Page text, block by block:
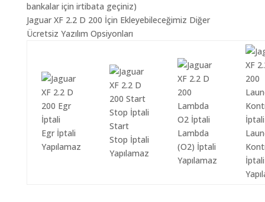
bankalar için irtibata geçiniz)
Jaguar XF 2.2 D 200 İçin Ekleyebileceğimiz Diğer
Ücretsiz Yazılım Opsiyonları
Egr İptali
Yapılamaz
Start
Stop İptali
Yapılamaz
Lambda
(O2) İptali
Yapılamaz
İptali